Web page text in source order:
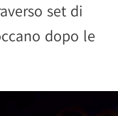
set di
dopo le